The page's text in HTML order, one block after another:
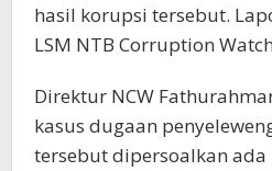
hasil korupsi tersebut.
LSM NTB Corruption
Direktur NCW
kasus dugaan
tersebut dipersoalkan